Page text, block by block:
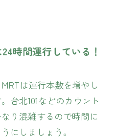
時間運行している！
は運行本数を増やし
台北101などのカウント
り混雑するので時間に
にしましょう。